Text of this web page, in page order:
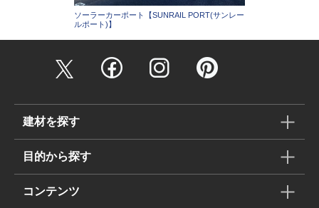
ソーラーカーポート【SUNRAIL PORT(サンレー
ルポート)】
建材を探す
目的から探す
コンテンツ